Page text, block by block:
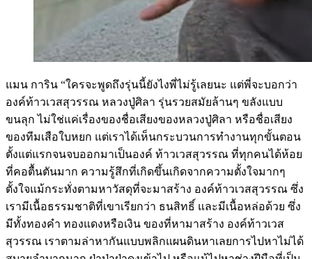
แมน การิน “ใครจะพูดถึงรุ่นนี้ยังไงพี่ไม่รู้เลยนะ แต่พี่จะบอกว่า
องค์ท้าวเวสสุวรรณ หลวงปู่ศิลา รุ่นรวยสมัยล้านๆ ขลังแบบ
ขนลุก ไม่ใช่แค่เรื่องของชื่อเสียงของหลวงปู่ศิลา หรือชื่อเสียง
ของทีมเสือใบหยก แต่เราได้เห็นกระบวนการทำงานทุกขั้นตอน
ตั้งแต่แรกจนจบออกมาเป็นองค์ ท้าวเวสสุวรรณ ที่ทุกคนได้ห้อย
ที่คอตื้นตันมาก ความรู้สึกที่เกิดขึ้นเกิดจากความตั้งใจมากๆ
ตั้งใจแม้กระทั่งตามหาวัสดุที่จะมาสร้าง องค์ท้าวเวสสุวรรณ ซึ่ง
เรามีเนื้อธรรมชาติที่เขาเรียกว่า ธนสิทธิ์ และมีเนื้อหล่อด้วย ซึ่ง
มีทั้งทองคำ ทองแดงหรือเงิน ของที่หามาสร้าง องค์ท้าวเวส
สุวรรณ เราตามล่าหากันแบบพลิกแผนดินหาเลยการไปหาไม่ได้